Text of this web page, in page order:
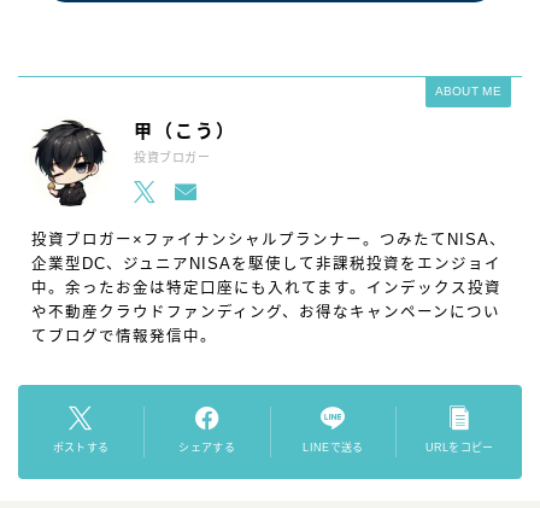
ABOUT ME
甲（こう）
投資ブロガー
投資ブロガー×ファイナンシャルプランナー。つみたてNISA、
企業型DC、ジュニアNISAを駆使して非課税投資をエンジョイ
中。余ったお金は特定口座にも入れてます。インデックス投資
や不動産クラウドファンディング、お得なキャンペーンについ
てブログで情報発信中。
ポストする シェアする LINEで送る URLをコピー